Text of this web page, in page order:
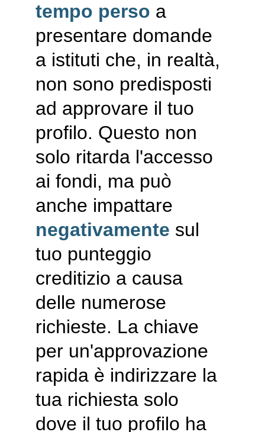
tempo perso a
presentare domande
a istituti che, in realtà,
non sono predisposti
ad approvare il tuo
profilo. Questo non
solo ritarda l'accesso
ai fondi, ma può
anche impattare
negativamente sul
tuo punteggio
creditizio a causa
delle numerose
richieste. La chiave
per un'approvazione
rapida è indirizzare la
tua richiesta solo
dove il tuo profilo ha